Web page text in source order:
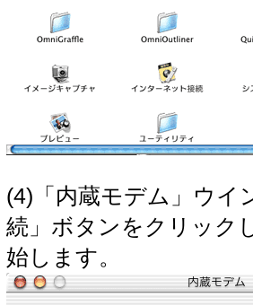
(4)「内蔵モデム」ウイ
続」ボタンをクリック
始します。